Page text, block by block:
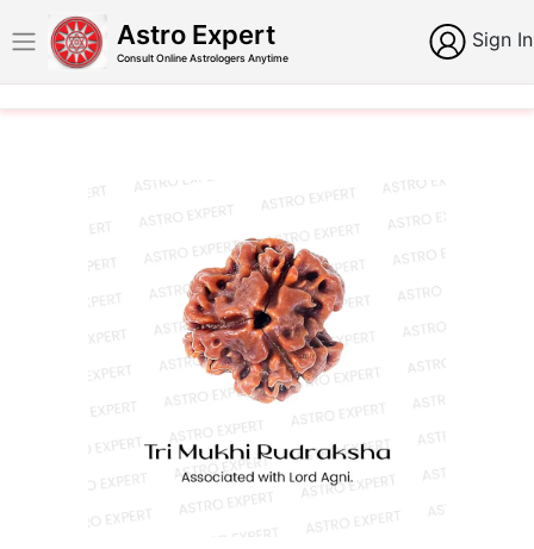
Astro Expert
Consult Online Astrologers Anytime
Sign In